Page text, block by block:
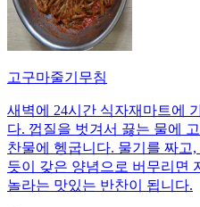
고구마줄기무침
새벽에 24시간 식자재마트에
다. 껍질을 벗겨서 끓는 물에
찬물에 헹굽니다. 물기를 짜고
듯이 갖은 양념으로 버무리면
놀라는 맛있는 반찬이 됩니다.